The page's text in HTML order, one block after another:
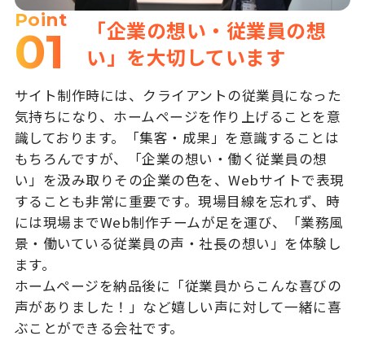
Point
01
「企業の想い・従業員の想
い」を大切しています
サイト制作時には、クライアントの従業員になった
気持ちになり、ホームページを作り上げることを意
識しております。「集客・成果」を意識することは
もちろんですが、「企業の想い・働く従業員の想
い」を汲み取りその企業の色を、Webサイトで表現
することも非常に重要です。現場目線を忘れず、時
には現場までWeb制作チームが足を運び、「業務風
景・働いている従業員の声・社長の想い」を体験し
ます。
ホームページを納品後に「従業員からこんな喜びの
声がありました！」など嬉しい声に対して一緒に喜
ぶことができる会社です。